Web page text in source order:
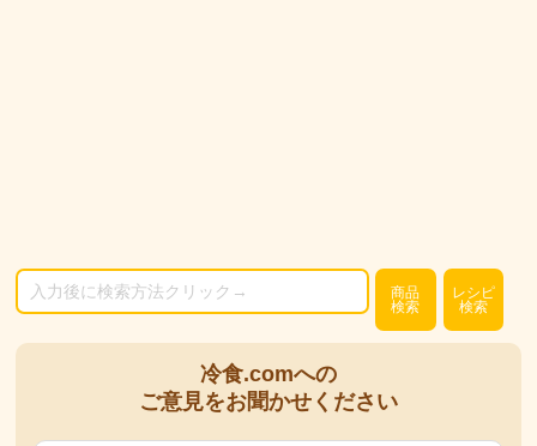
商品
検索
レシピ
検索
冷食.comへの
ご意見をお聞かせください